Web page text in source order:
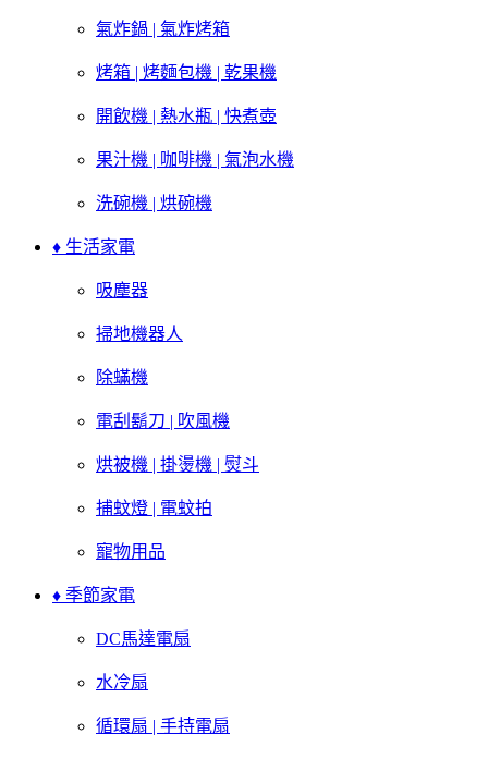
氣炸鍋 | 氣炸烤箱
烤箱 | 烤麵包機 | 乾果機
開飲機 | 熱水瓶 | 快煮壺
果汁機 | 咖啡機 | 氣泡水機
洗碗機 | 烘碗機
♦ 生活家電
吸塵器
掃地機器人
除蟎機
電刮鬍刀 | 吹風機
烘被機 | 掛燙機 | 熨斗
捕蚊燈 | 電蚊拍
寵物用品
♦ 季節家電
DC馬達電扇
水冷扇
循環扇 | 手持電扇